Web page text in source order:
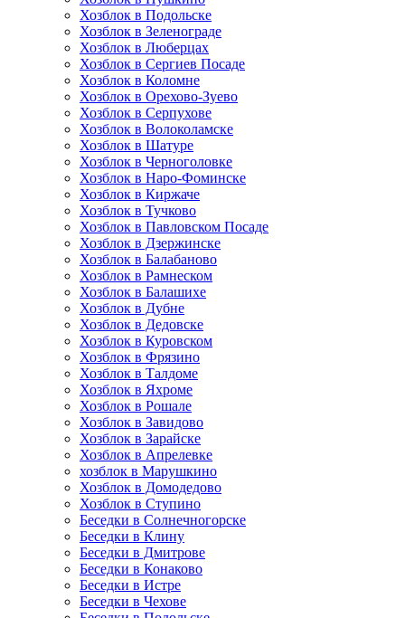
Хозблок в Подольске
Хозблок в Зеленограде
Хозблок в Люберцах
Хозблок в Сергиев Посаде
Хозблок в Коломне
Хозблок в Орехово-Зуево
Хозблок в Серпухове
Хозблок в Волоколамске
Хозблок в Шатуре
Хозблок в Черноголовке
Хозблок в Наро-Фоминске
Хозблок в Киржаче
Хозблок в Тучково
Хозблок в Павловском Посаде
Хозблок в Дзержинске
Хозблок в Балабаново
Хозблок в Рамнеском
Хозблок в Балашихе
Хозблок в Дубне
Хозблок в Дедовске
Хозблок в Куровском
Хозблок в Фрязино
Хозблок в Талдоме
Хозблок в Яхроме
Хозблок в Рошале
Хозблок в Завидово
Хозблок в Зарайске
Хозблок в Апрелевке
хозблок в Марушкино
Хозблок в Домодедово
Хозблок в Ступино
Беседки в Солнечногорске
Беседки в Клину
Беседки в Дмитрове
Беседки в Конаково
Беседки в Истре
Беседки в Чехове